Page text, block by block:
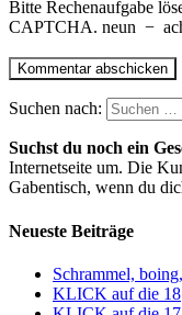
Bitte Rechenaufgabe
CAPTCHA. neun −
Suchen nach:
Suchst du noch ein
Internetseite um. Die
Gabentisch, wenn du
Neueste Beiträge
Schrammel,
KLICK auf die 18